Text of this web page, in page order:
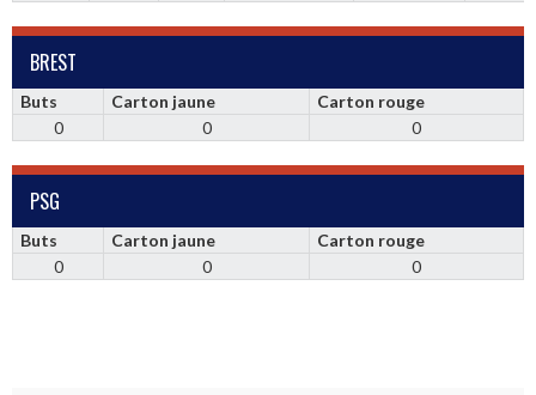
BREST
Buts Carton jaune
Carton rouge
0
0 0
PSG
Buts Carton jaune
Carton rouge
0
0 0